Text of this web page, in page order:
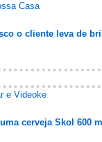
Casa
o cliente leva de
e Videoke
cerveja Skol 600